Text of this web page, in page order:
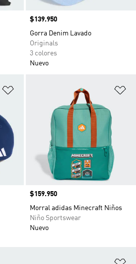
Precio
$139.950
Gorra Denim Lavado
Originals
3 colores
Nuevo
Añadir a la lista de deseos
Precio
$159.950
Morral adidas Minecraft Niños
Niño Sportswear
Nuevo